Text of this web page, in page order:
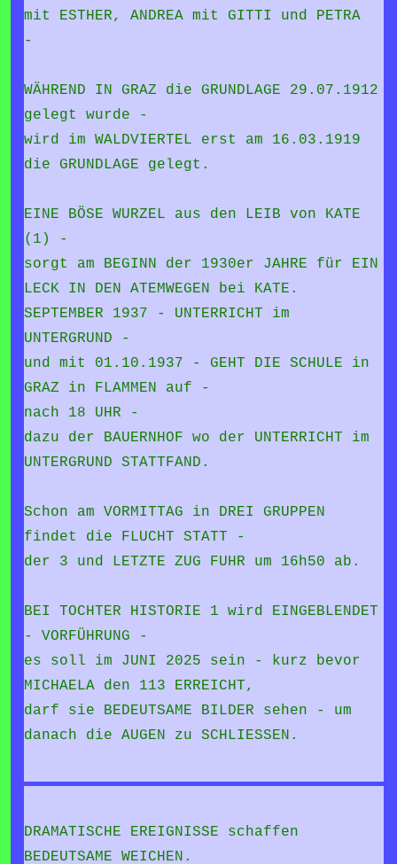
mit ESTHER, ANDREA mit GITTI und PETRA
-
WÄHREND IN GRAZ die GRUNDLAGE 29.07.1912
gelegt wurde -
wird im WALDVIERTEL erst am 16.03.1919
die GRUNDLAGE gelegt.
EINE BÖSE WURZEL aus den LEIB von KATE
(1) -
sorgt am BEGINN der 1930er JAHRE für EIN
LECK IN DEN ATEMWEGEN bei KATE.
SEPTEMBER 1937 - UNTERRICHT im
UNTERGRUND -
und mit 01.10.1937 - GEHT DIE SCHULE in
GRAZ in FLAMMEN auf -
nach 18 UHR -
dazu der BAUERNHOF wo der UNTERRICHT im
UNTERGRUND STATTFAND.
Schon am VORMITTAG in DREI GRUPPEN
findet die FLUCHT STATT -
der 3 und LETZTE ZUG FUHR um 16h50 ab.
BEI TOCHTER HISTORIE 1 wird EINGEBLENDET
- VORFÜHRUNG -
es soll im JUNI 2025 sein - kurz bevor
MICHAELA den 113 ERREICHT,
darf sie BEDEUTSAME BILDER sehen - um
danach die AUGEN zu SCHLIESSEN.
DRAMATISCHE EREIGNISSE schaffen
BEDEUTSAME WEICHEN.